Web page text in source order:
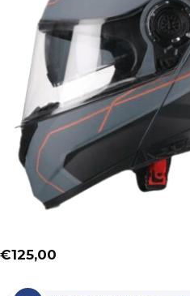
€125,00